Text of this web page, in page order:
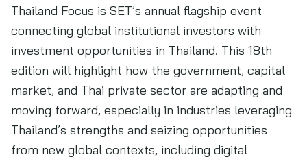
Thailand Focus is SET’s annual flagship event
connecting global institutional investors with
investment opportunities in Thailand. This 18th
edition will highlight how the government, capital
market, and Thai private sector are adapting and
moving forward, especially in industries leveraging
Thailand’s strengths and seizing opportunities
from new global contexts, including digital